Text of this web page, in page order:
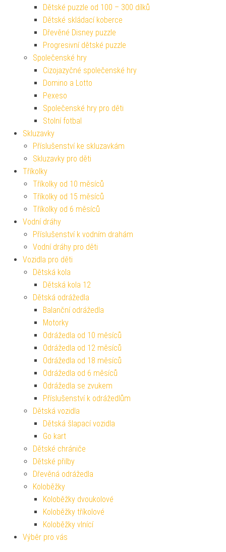
Dětské puzzle od 100 – 300 dílků
Dětské skládací koberce
Dřevěné Disney puzzle
Progresivní dětské puzzle
Společenské hry
Cizojazyčné společenské hry
Domino a Lotto
Pexeso
Společenské hry pro děti
Stolní fotbal
Skluzavky
Příslušenství ke skluzavkám
Skluzavky pro děti
Tříkolky
Tříkolky od 10 měsíců
Tříkolky od 15 měsíců
Tříkolky od 6 měsíců
Vodní dráhy
Příslušenství k vodním drahám
Vodní dráhy pro děti
Vozidla pro děti
Dětská kola
Dětská kola 12
Dětská odrážedla
Balanční odrážedla
Motorky
Odrážedla od 10 měsíců
Odrážedla od 12 měsíců
Odrážedla od 18 měsíců
Odrážedla od 6 měsíců
Odrážedla se zvukem
Příslušenství k odrážedlům
Dětská vozidla
Dětská šlapací vozidla
Go kart
Dětské chrániče
Dětské přilby
Dřevěná odrážedla
Koloběžky
Koloběžky dvoukolové
Koloběžky tříkolové
Koloběžky vlnící
Výběr pro vás